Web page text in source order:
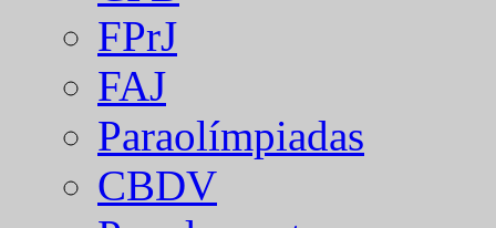
FPrJ
FAJ
Paraolímpiadas
CBDV